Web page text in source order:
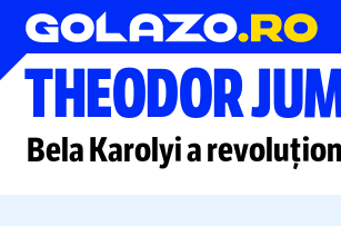
Opinii
THEODOR
Bela Karolyi a